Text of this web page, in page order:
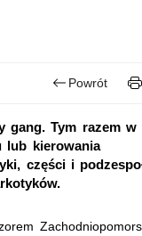
Powrót
gang. Tym razem w
lub kierowania
części i